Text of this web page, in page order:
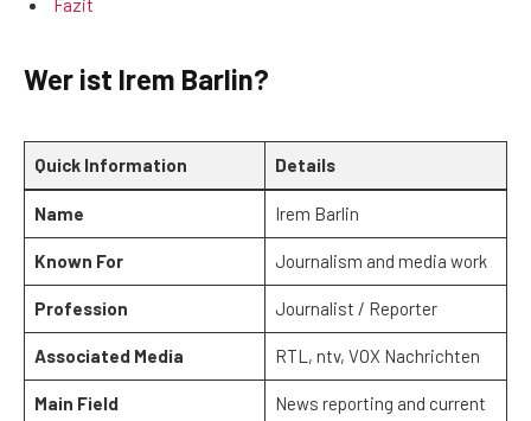
Wer ist Irem Barlin?
Quick Information Details
Name Irem Barlin
Known For Journalism and media work
Profession Journalist / Reporter
Associated Media RTL, ntv, VOX Nachrichten
Main Field
News reporting and current